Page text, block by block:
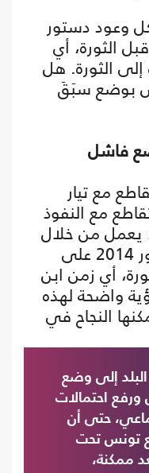
وعود دستور
قبل الثورة، أي
الثورة. هل
بوضع سبَقَ
فاشل
مع تيار
مع النفوذ
يعمل من خلال
إسناد الانقلاب وإلغاء دستور 2014 على
أي زمن ابن
واضحة لهذه
النجاح في
إلى وضع
احتمالات
حتى أن
تونس تحت
ممكنة،